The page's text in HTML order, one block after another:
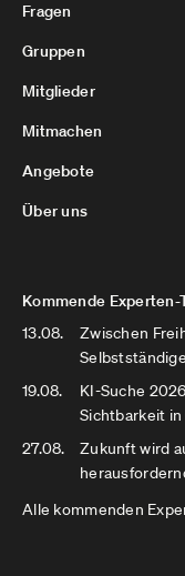
Fragen
Gruppen
Mitglieder
Mitmachen
Angebote
Über uns
Kommende Experten-
13.08.
Zwischen
19.08.
KI-Suche
Sichtbarkeit in
27.08.
Zukunft wird
Alle kommenden